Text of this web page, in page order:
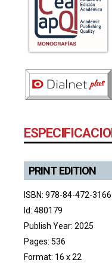
PRINT EDITION
ISBN: 978-84-472-
Id: 480179
Publish Year: 2025
Pages: 536
Format: 16 x 22